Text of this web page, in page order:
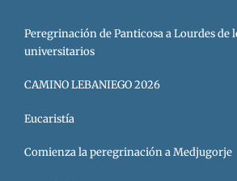
Peregrinación de Panticosa a Lourdes de
universitarios
CAMINO LEBANIEGO 2026
Eucaristía
Comienza la peregrinación a Medjugorje